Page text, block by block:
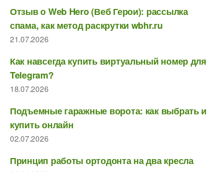
Отзыв о Web Hero (Веб Герои): рассылка
спама, как метод раскрутки wbhr.ru
21.07.2026
Как навсегда купить виртуальный номер для
Telegram?
18.07.2026
Подъемные гаражные ворота: как выбрать и
купить онлайн
02.07.2026
Принцип работы ортодонта на два кресла